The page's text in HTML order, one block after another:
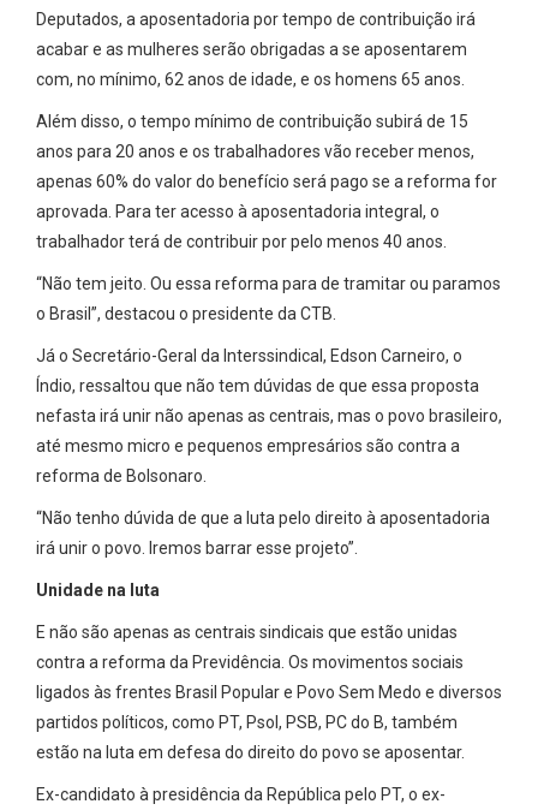
Deputados, a aposentadoria por tempo de contribuição irá
acabar e as mulheres serão obrigadas a se aposentarem
com, no mínimo, 62 anos de idade, e os homens 65 anos.
Além disso, o tempo mínimo de contribuição subirá de 15
anos para 20 anos e os trabalhadores vão receber menos,
apenas 60% do valor do benefício será pago se a reforma for
aprovada. Para ter acesso à aposentadoria integral, o
trabalhador terá de contribuir por pelo menos 40 anos.
“Não tem jeito. Ou essa reforma para de tramitar ou paramos
o Brasil”, destacou o presidente da CTB.
Já o Secretário-Geral da Interssindical, Edson Carneiro, o
Índio, ressaltou que não tem dúvidas de que essa proposta
nefasta irá unir não apenas as centrais, mas o povo brasileiro,
até mesmo micro e pequenos empresários são contra a
reforma de Bolsonaro.
“Não tenho dúvida de que a luta pelo direito à aposentadoria
irá unir o povo. Iremos barrar esse projeto”.
Unidade na luta
E não são apenas as centrais sindicais que estão unidas
contra a reforma da Previdência. Os movimentos sociais
ligados às frentes Brasil Popular e Povo Sem Medo e diversos
partidos políticos, como PT, Psol, PSB, PC do B, também
estão na luta em defesa do direito do povo se aposentar.
Ex-candidato à presidência da República pelo PT, o ex-